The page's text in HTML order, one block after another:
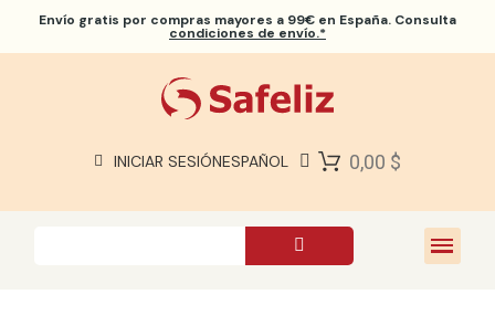
Envío gratis por compras mayores a 99€ en España. Consulta
condiciones de envío.*
INICIAR SESIÓNESPAÑOL 0,00 $